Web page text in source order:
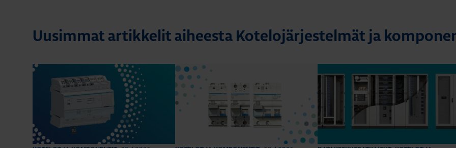
Uusimmat artikkelit aiheesta Kotelojärjestelmät ja